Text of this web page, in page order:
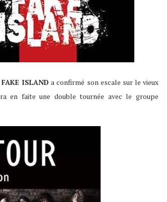
FAKE ISLAND a confirmé son escale sur le vieux
en faite une double tournée avec le groupe